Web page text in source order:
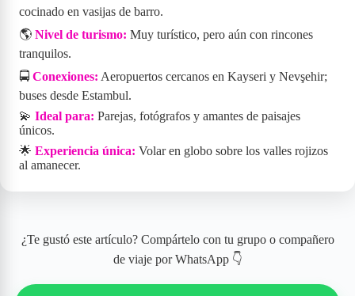
cocinado en vasijas de barro.
🌎 Nivel de turismo: Muy turístico, pero aún con rincones
tranquilos.
🚍 Conexiones: Aeropuertos cercanos en Kayseri y Nevşehir;
buses desde Estambul.
💫 Ideal para: Parejas, fotógrafos y amantes de paisajes
únicos.
🌟 Experiencia única: Volar en globo sobre los valles rojizos
al amanecer.
¿Te gustó este artículo? Compártelo con tu grupo o compañero
de viaje por WhatsApp 👇